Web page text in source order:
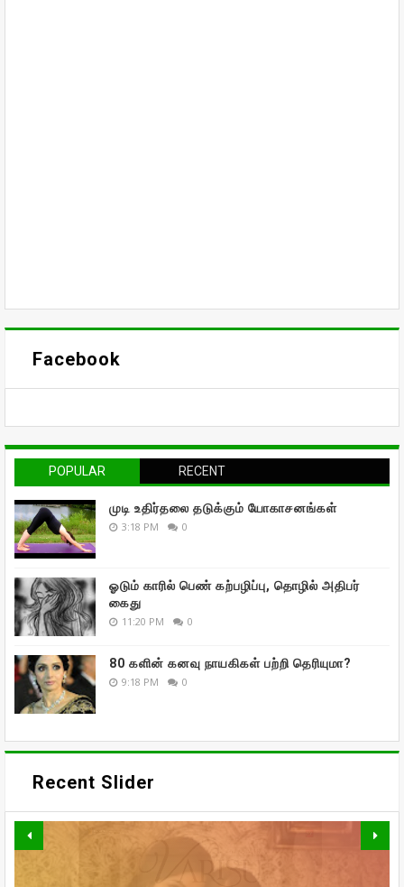
Facebook
POPULAR RECENT
முடி உதிர்தலை தடுக்கும் யோகாசனங்கள்
3:18 PM 0
ஓடும் காரில் பெண் கற்பழிப்பு, தொழில் அதிபர்
கைது
11:20 PM 0
80 களின் கனவு நாயகிகள் பற்றி தெரியுமா?
9:18 PM 0
Recent Slider